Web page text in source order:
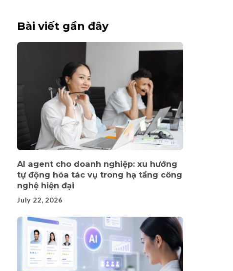
Bài viết gần đây
AI agent cho doanh nghiệp: xu hướng
tự động hóa tác vụ trong hạ tầng công
nghệ hiện đại
July 22, 2026